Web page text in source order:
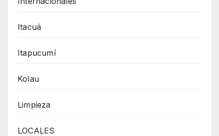
Itacuá
Itapucumí
Kolau
Limpieza
LOCALES